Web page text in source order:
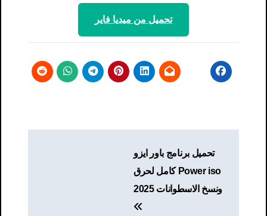
تحميل من ميديا ​​فاير
المقالات
تحميل برنامج باور ايزو
Power iso كامل لحرق
ونسخ الاسطوانات 2025